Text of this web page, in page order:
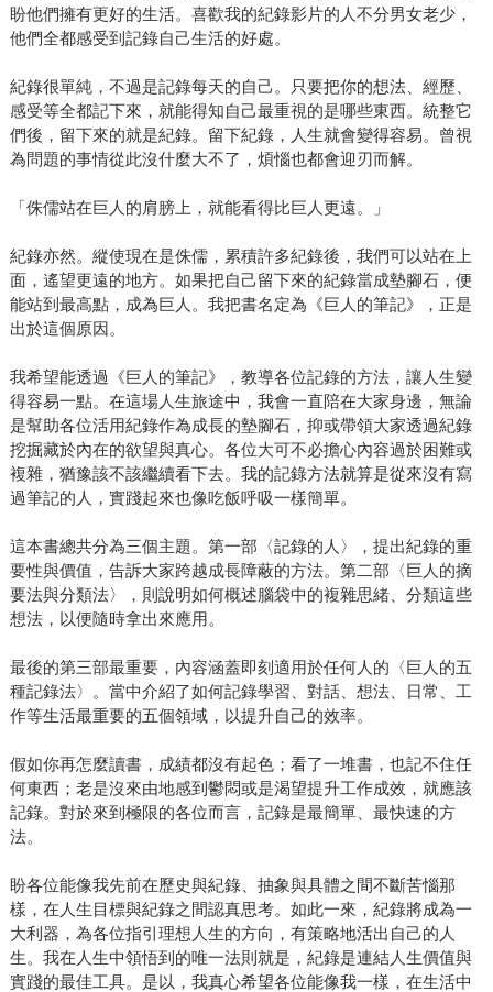
盼他們擁有更好的生活。喜歡我的紀錄影片的人不分男女老少，
他們全都感受到記錄自己生活的好處。
紀錄很單純，不過是記錄每天的自己。只要把你的想法、經歷、
感受等全都記下來，就能得知自己最重視的是哪些東西。統整它
們後，留下來的就是紀錄。留下紀錄，人生就會變得容易。曾視
為問題的事情從此沒什麼大不了，煩惱也都會迎刃而解。
「侏儒站在巨人的肩膀上，就能看得比巨人更遠。」
紀錄亦然。縱使現在是侏儒，累積許多紀錄後，我們可以站在上
面，遙望更遠的地方。如果把自己留下來的紀錄當成墊腳石，便
能站到最高點，成為巨人。我把書名定為《巨人的筆記》，正是
出於這個原因。
我希望能透過《巨人的筆記》，教導各位記錄的方法，讓人生變
得容易一點。在這場人生旅途中，我會一直陪在大家身邊，無論
是幫助各位活用紀錄作為成長的墊腳石，抑或帶領大家透過紀錄
挖掘藏於內在的欲望與真心。各位大可不必擔心內容過於困難或
複雜，猶豫該不該繼續看下去。我的記錄方法就算是從來沒有寫
過筆記的人，實踐起來也像吃飯呼吸一樣簡單。
這本書總共分為三個主題。第一部〈記錄的人〉，提出紀錄的重
要性與價值，告訴大家跨越成長障蔽的方法。第二部〈巨人的摘
要法與分類法〉，則說明如何概述腦袋中的複雜思緒、分類這些
想法，以便隨時拿出來應用。
最後的第三部最重要，內容涵蓋即刻適用於任何人的〈巨人的五
種記錄法〉。當中介紹了如何記錄學習、對話、想法、日常、工
作等生活最重要的五個領域，以提升自己的效率。
假如你再怎麼讀書，成績都沒有起色；看了一堆書，也記不住任
何東西；老是沒來由地感到鬱悶或是渴望提升工作成效，就應該
記錄。對於來到極限的各位而言，記錄是最簡單、最快速的方
法。
盼各位能像我先前在歷史與紀錄、抽象與具體之間不斷苦惱那
樣，在人生目標與紀錄之間認真思考。如此一來，紀錄將成為一
大利器，為各位指引理想人生的方向，有策略地活出自己的人
生。我在人生中領悟到的唯一法則就是，紀錄是連結人生價值與
實踐的最佳工具。是以，我真心希望各位能像我一樣，在生活中